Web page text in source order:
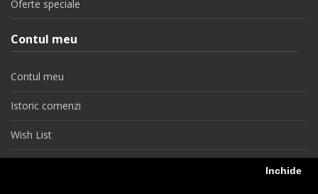
Inchide
Oferte speciale
Contul meu
Contul meu
Istoric comenzi
Wish List